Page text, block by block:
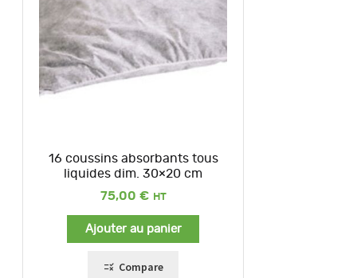
16 coussins absorbants tous
liquides dim. 30×20 cm
75,00 €
Ajouter au panier
Compare